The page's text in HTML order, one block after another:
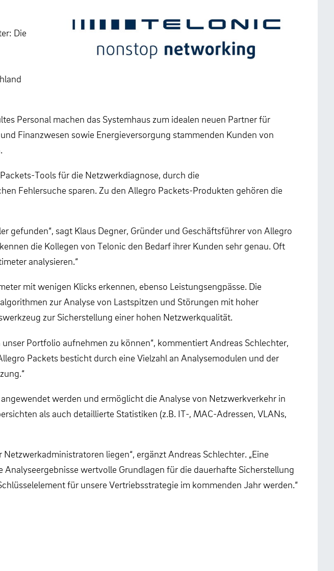
Die
Personal machen das Systemhaus zum idealen neuen Partner für
Finanzwesen sowie Energieversorgung stammenden Kunden von
Tools für die Netzwerkdiagnose, durch die
Fehlersuche sparen. Zu den Allegro Packets-Produkten gehören die
gefunden“, sagt Klaus Degner, Gründer und Geschäftsführer von Allegro
die Kollegen von Telonic den Bedarf ihrer Kunden sehr genau. Oft
analysieren.“
mit wenigen Klicks erkennen, ebenso Leistungsengpässe. Die
zur Analyse von Lastspitzen und Störungen mit hoher
zur Sicherstellung einer hohen Netzwerkqualität.
Portfolio aufnehmen zu können“, kommentiert Andreas Schlechter,
Packets besticht durch eine Vielzahl an Analysemodulen und der
werden und ermöglicht die Analyse von Netzwerkverkehr in
als auch detaillierte Statistiken (z.B. IT-, MAC-Adressen, VLANs,
liegen“, ergänzt Andreas Schlechter. „Eine
wertvolle Grundlagen für die dauerhafte Sicherstellung
für unsere Vertriebsstrategie im kommenden Jahr werden.“